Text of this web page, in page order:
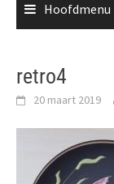
Hoofdmenu
retro4
20 maart 2019